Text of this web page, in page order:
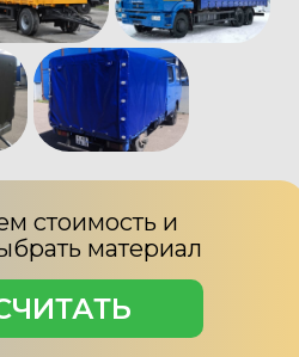
стоимость и
материал